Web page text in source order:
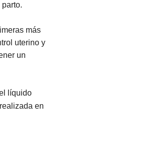
más
uterino y
un
líquido
en